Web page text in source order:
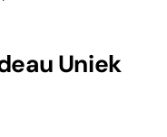
Uniek